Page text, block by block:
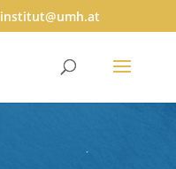
institut@umh.at